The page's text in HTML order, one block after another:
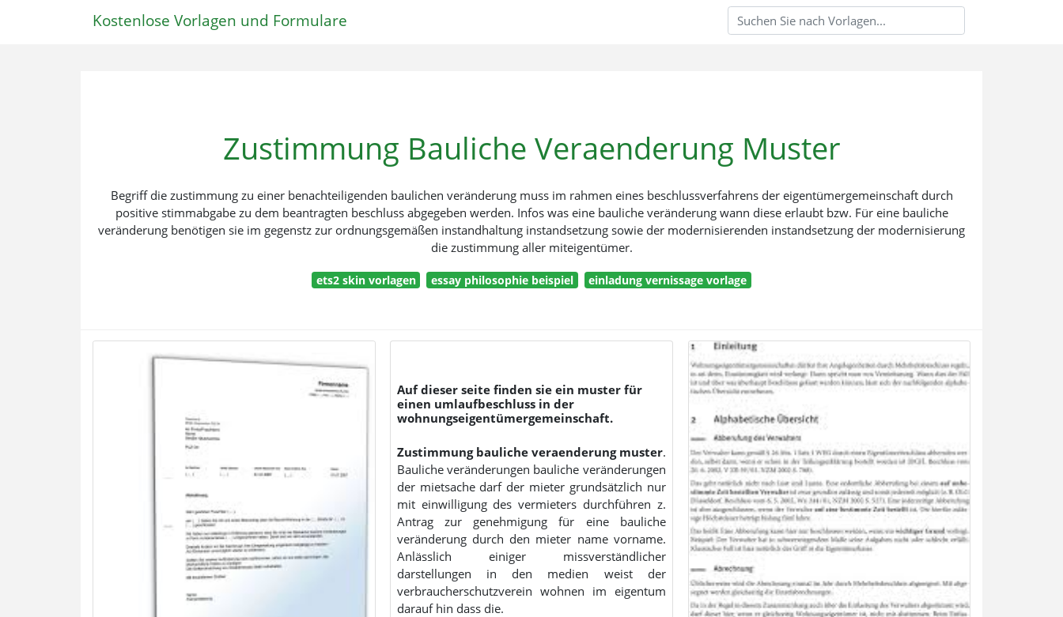
Kostenlose Vorlagen und Formulare
Zustimmung Bauliche Veraenderung Muster
Begriff die zustimmung zu einer benachteiligenden baulichen veränderung muss im rahmen eines beschlussverfahrens der eigentümergemeinschaft durch
positive stimmabgabe zu dem beantragten beschluss abgegeben werden. Infos was eine bauliche veränderung wann diese erlaubt bzw. Für eine bauliche
veränderung benötigen sie im gegenstz zur ordnungsgemäßen instandhaltung instandsetzung sowie der modernisierenden instandsetzung der modernisierung
die zustimmung aller miteigentümer.
ets2 skin vorlagen essay philosophie beispiel einladung vernissage vorlage
Auf dieser seite finden sie ein muster für
einen umlaufbeschluss in der
wohnungseigentümergemeinschaft.
Zustimmung bauliche veraenderung muster.
Bauliche veränderungen bauliche veränderungen
der mietsache darf der mieter grundsätzlich nur
mit einwilligung des vermieters durchführen z.
Antrag zur genehmigung für eine bauliche
veränderung durch den mieter name vorname.
Anlässlich einiger missverständlicher
darstellungen in den medien weist der
verbraucherschutzverein wohnen im eigentum
darauf hin dass die.